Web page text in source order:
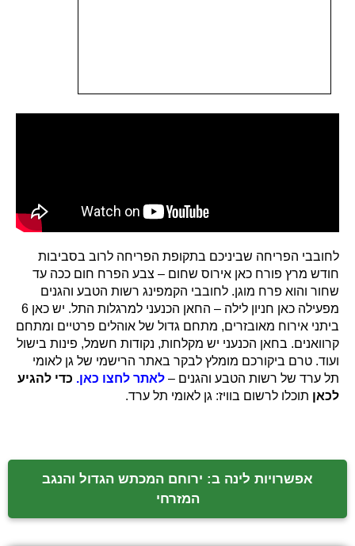
לחובבי הפריחה שביניכם בתקופת הפריחה לרוב בסביבות
חודש מרץ פורח כאן אירוס שחום – צבע הפרח חום ככה עד
שחור והוא פרח מוגן. לחובבי הקמפינג רשות הטבע והגנים
מפעילה כאן חניון לילה – החאן הכנעני למרגלות התל. יש כאן 6
ביתני אירוח מאובזרים, מתחם גדול של אוהלים פרטיים ומתחם
קרוואנים. בחאן הכנעני יש מקלחות, נקודות חשמל, פינות בישול
ועוד. טרם ביקורכם מומלץ לבקר באתר הרישמי של גן לאומי
תל ערד של רשות הטבע והגנים – לאתר לחצו כאן. כדי להגיע
לכאן תוכלו לרשום בוויז: גן לאומי תל ערד.
אפשרויות לינה ב: ירוחם המכתש הגדול והנגב
המזרחי